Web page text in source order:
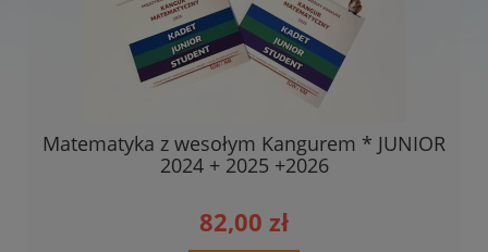
Matematyka z wesołym Kangurem * JUNIOR
2024 + 2025 +2026
82,00 zł